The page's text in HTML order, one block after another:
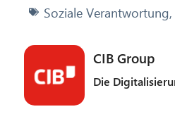
Soziale Verantwortung,
CIB Group
Die